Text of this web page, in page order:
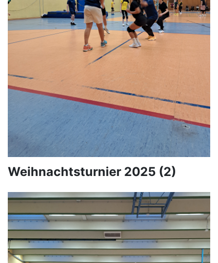
Weihnachtsturnier 2025 (2)